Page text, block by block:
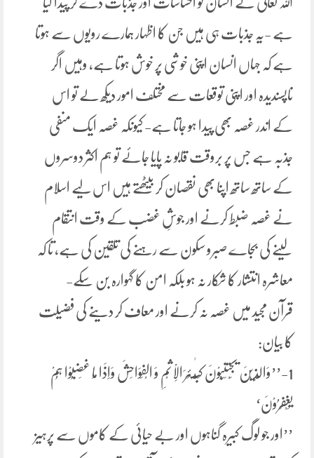
ہے -یہ جذبات ہی ہیں جن کا اظہار ہمارے رویوں سے ہوتا
ہے کہ جہاں انسان اپنی خوشی پر خوش ہوتا ہے، وہیں اگر
ناپسندیدہ اور اپنی توقعات سے مختلف امور دیکھ لے تو اس
کے اندر غصہ بھی پیدا ہو جاتا ہے- کیونکہ غصہ ایک منفی
جذبہ ہے جس پر بروقت قابو نہ پایا جائے تو ہم اکثر دوسروں
کے ساتھ ساتھ اپنا بھی نقصان کر بیٹھتے ہیں اس لیے اسلام
نے غصہ ضبط کرنے اور جوشِ غضب کے وقت انتقام
لینے کی بجاے صبرو سکون سے رہنے کی تلقین کی ہے، تا کہ
معاشرہ انتشار کا شکار نہ ہو بلکہ امن کا گہوارہ بن سکے-
قرآن مجید میں غصہ نہ کرنے اور معاف کر دینے کی فضیلت
کا بیان:
1-’’وَالَّذِیْنَ یَجْتَنِبُوْنَ کَبٰٓـئِرَ الْاِثْمِ وَ الْفَوَاحِشَ وَاِذَا مَا غَضِبُوْا ہُمْ
یَغْفِرُوْنَ‘
’’اور جو لوگ کبیرہ گناہوں اور بے حیائی کے کاموں سے پرہیز